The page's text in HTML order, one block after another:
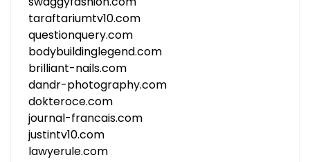
taraftariumtv10.com
questionquery.com
bodybuildinglegend.com
brilliant-nails.com
dandr-photography.com
dokteroce.com
journal-francais.com
justintv10.com
lawyerule.com